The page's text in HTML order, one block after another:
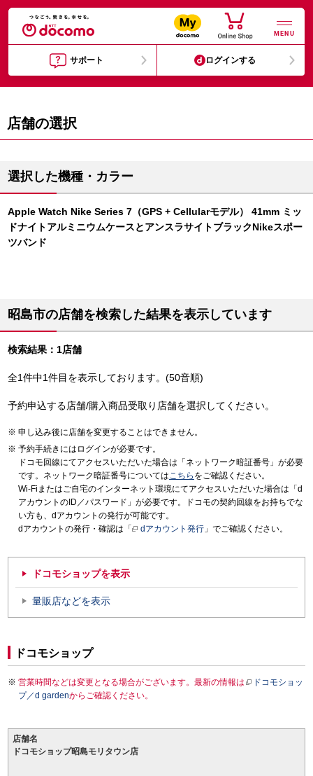
MENU
サポート ログインする
店舗の選択
選択した機種・カラー
Apple Watch Nike Series 7（GPS + Cellularモデル） 41mm ミッ
ドナイトアルミニウムケースとアンスラサイトブラックNikeスポー
ツバンド
昭島市の店舗を検索した結果を表示しています
検索結果：1店舗
全1件中1件目を表示しております。(50音順)
予約申込する店舗/購入商品受取り店舗を選択してください。
申し込み後に店舗を変更することはできません。
予約手続きにはログインが必要です。
ドコモ回線にてアクセスいただいた場合は「ネットワーク暗証番号」が必要
です。ネットワーク暗証番号についてはこちら をご確認ください。
Wi-Fiまたはご自宅のインターネット環境にてアクセスいただいた場合は「d
アカウントのID／パスワード」が必要です。ドコモの契約回線をお持ちでな
い方も、dアカウントの発行が可能です。
dアカウントの発行・確認は「
dアカウント発行 」でご確認ください。
ドコモショップを表示
量販店などを表示
ドコモショップ
営業時間などは変更となる場合がございます。最新の情報は
ドコモショッ
プ／d gardenからご確認ください。
店舗名
ドコモショップ昭島モリタウン店